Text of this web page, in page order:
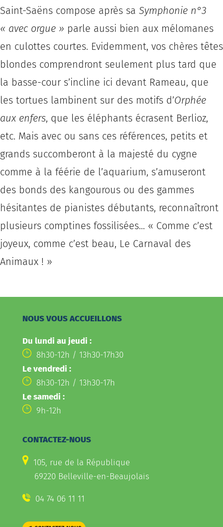
Saint-Saëns compose après sa Symphonie n°3
« avec orgue » parle aussi bien aux mélomanes
en culottes courtes. Evidemment, vos chères têtes
blondes comprendront seulement plus tard que
la basse-cour s’incline ici devant Rameau, que
les tortues lambinent sur des motifs d’Orphée
aux enfers, que les éléphants écrasent Berlioz,
etc. Mais avec ou sans ces références, petits et
grands succomberont à la majesté du cygne
comme à la féérie de l’aquarium, s’amuseront
des bonds des kangourous ou des gammes
hésitantes de pianistes débutants, reconnaîtront
plusieurs comptines fossilisées... « Comme c’est
joyeux, comme c’est beau, Le Carnaval des
Animaux ! »
NOUS VOUS ACCUEILLONS
Du lundi au jeudi :
8h30-12h / 13h30-17h30
Le vendredi :
8h30-12h / 13h30-17h
Le samedi :
9h-12h
CONTACTEZ-NOUS
105, rue de la République
69220 Belleville-en-Beaujolais
04 74 06 11 11